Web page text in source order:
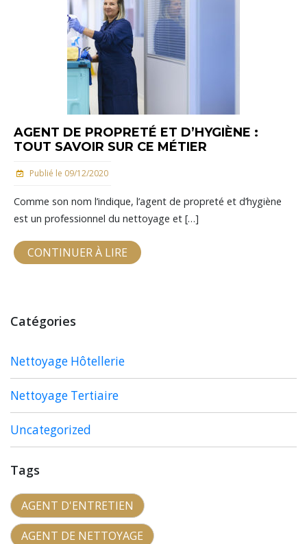
AGENT DE PROPRETÉ ET D’HYGIÈNE :
TOUT SAVOIR SUR CE MÉTIER
Publié le 09/12/2020
Comme son nom l’indique, l’agent de propreté et d’hygiène
est un professionnel du nettoyage et […]
CONTINUER À LIRE
Catégories
Nettoyage Hôtellerie
Nettoyage Tertiaire
Uncategorized
Tags
AGENT D'ENTRETIEN
AGENT DE NETTOYAGE